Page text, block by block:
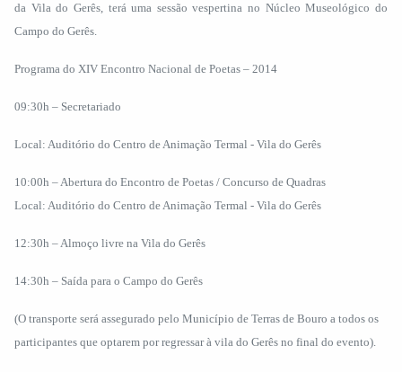
da Vila do Gerês, terá uma sessão vespertina no Núcleo Museológico do
Campo do Gerês.
Programa do XIV Encontro Nacional de Poetas – 2014
09:30h – Secretariado
Local: Auditório do Centro de Animação Termal - Vila do Gerês
10:00h – Abertura do Encontro de Poetas / Concurso de Quadras
Local: Auditório do Centro de Animação Termal - Vila do Gerês
12:30h – Almoço livre na Vila do Gerês
14:30h – Saída para o Campo do Gerês
(O transporte será assegurado pelo Município de Terras de Bouro a todos os
participantes que optarem por regressar à vila do Gerês no final do evento).